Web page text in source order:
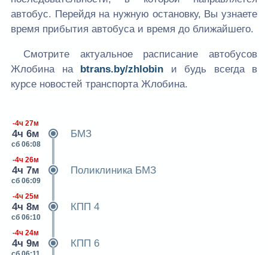
автобус. Перейдя на нужную остановку, Вы узнаете
время прибытия автобуса и время до ближайшего.
Смотрите актуальное расписание автобусов
Жлобина на btrans.by/zhlobin и будь всегда в
курсе новостей транспорта Жлобина.
-4ч 27м
4ч 6м
сб 06:08
БМЗ
-4ч 26м
4ч 7м
сб 06:09
Поликлиника БМЗ
-4ч 25м
4ч 8м
сб 06:10
КПП 4
-4ч 24м
4ч 9м КПП 6